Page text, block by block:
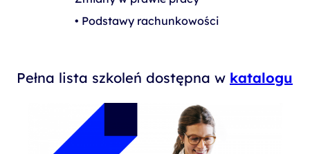
• Podstawy rachunkowości
Pełna lista szkoleń dostępna w katalogu